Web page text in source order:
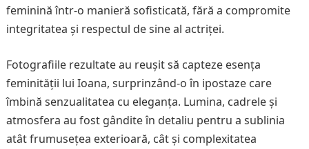
feminină într-o manieră sofisticată, fără a compromite
integritatea și respectul de sine al actriței.
Fotografiile rezultate au reușit să capteze esența
feminității lui Ioana, surprinzând-o în ipostaze care
îmbină senzualitatea cu eleganța. Lumina, cadrele și
atmosfera au fost gândite în detaliu pentru a sublinia
atât frumusețea exterioară, cât și complexitatea